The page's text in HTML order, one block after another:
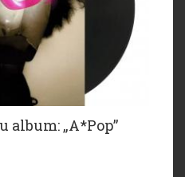
album: „A*Pop”